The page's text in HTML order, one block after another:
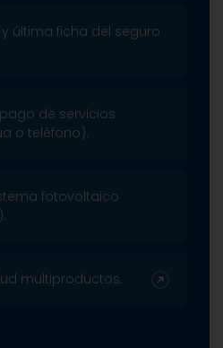
última ficha del seguro
de servicios
o teléfono).
fotovoltaico
multiproductos.